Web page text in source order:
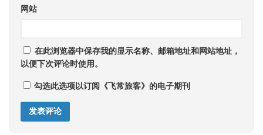
网站
在此浏览器中保存我的显示名称、邮箱地址和网站地址，
以便下次评论时使用。
勾选此选项以订阅《飞常旅客》的电子期刊